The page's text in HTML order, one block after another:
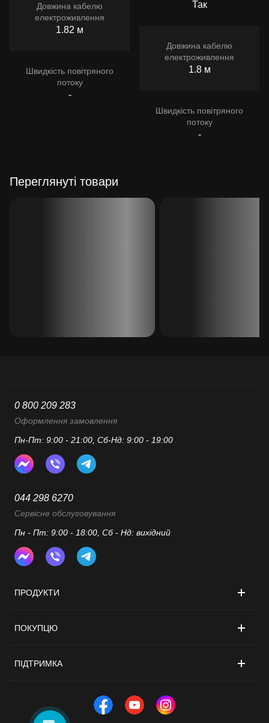
Довжина кабелю
електроживлення
1.82 м
Швидкість повітряного
потоку
-
Так
Довжина кабелю
електроживлення
1.8 м
Швидкість повітряного
потоку
-
Переглянуті товари
ПРОДУКТИ
ПОКУПЦЮ
ПІДТРИМКА
0 800 209 283
Оформлення замовлення
Пн-Пт: 9:00 - 21:00, Сб-Нд: 9:00 - 19:00
044 298 6270
Сервісне обслуговування
Пн - Пт: 9:00 - 18:00, Сб - Нд: вихідний